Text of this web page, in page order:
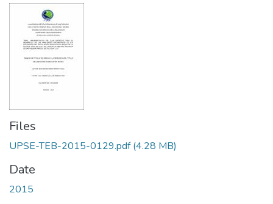
Files
UPSE-TEB-2015-0129.pdf(4.28 MB)
Date
2015